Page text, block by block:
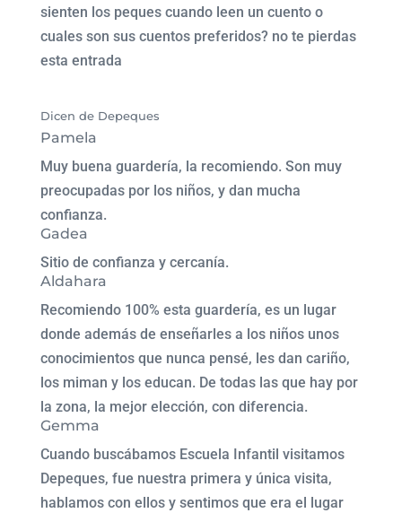
sienten los peques cuando leen un cuento o
cuales son sus cuentos preferidos? no te pierdas
esta entrada
Dicen de Depeques
Pamela
Muy buena guardería, la recomiendo. Son muy
preocupadas por los niños, y dan mucha
confianza.
Gadea
Sitio de confianza y cercanía.
Aldahara
Recomiendo 100% esta guardería, es un lugar
donde además de enseñarles a los niños unos
conocimientos que nunca pensé, les dan cariño,
los miman y los educan. De todas las que hay por
la zona, la mejor elección, con diferencia.
Gemma
Cuando buscábamos Escuela Infantil visitamos
Depeques, fue nuestra primera y única visita,
hablamos con ellos y sentimos que era el lugar